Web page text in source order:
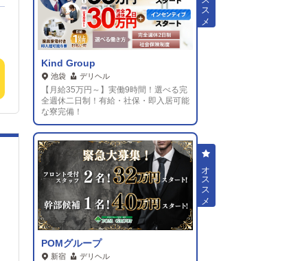
Kind Group
池袋 デリヘル
【月給35万円～】実働9時間！選べる完
全週休二日制！有給・社保・即入居可能
な寮完備！
POMグループ
新宿 デリヘル